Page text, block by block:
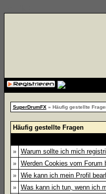
SuperDrumFX» Häufig gestellte
Häufig gestellte Fragen
»
Warum sollte ich mich
»
Werden Cookies vom Forum
»
Wie kann ich mein Profil
»
Was kann ich tun, wenn ich